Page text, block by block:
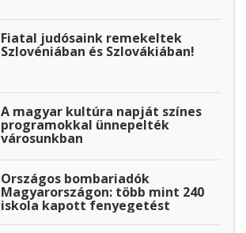
Fiatal judósaink remekeltek
Szlovéniában és Szlovákiában!
A magyar kultúra napját színes
programokkal ünnepelték
városunkban
Országos bombariadók
Magyarországon: több mint 240
iskola kapott fenyegetést